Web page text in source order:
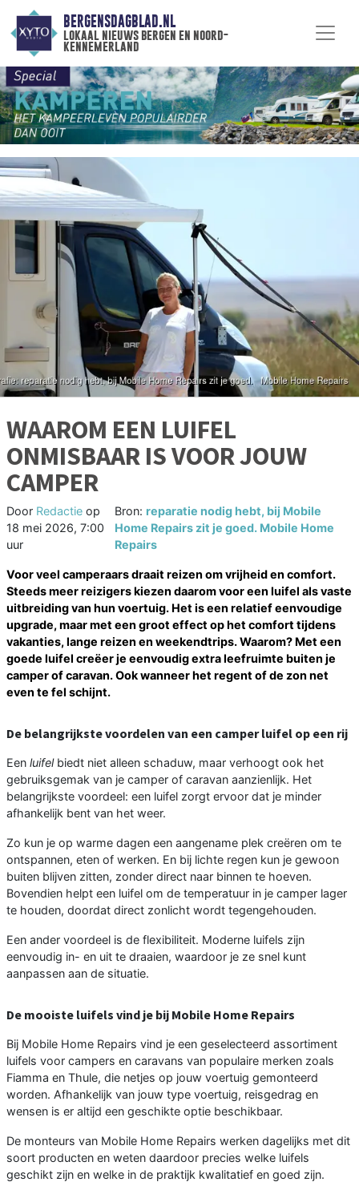
BERGENSDAGBLAD.NL
lokaal nieuws bergen en noord-
kennemerland
WAAROM EEN LUIFEL
ONMISBAAR IS VOOR JOUW
CAMPER
Door Redactie op
18 mei 2026, 7:00
uur
Bron: reparatie nodig hebt, bij Mobile
Home Repairs zit je goed. Mobile Home
Repairs
Voor veel camperaars draait reizen om vrijheid en comfort.
Steeds meer reizigers kiezen daarom voor een luifel als vaste
uitbreiding van hun voertuig. Het is een relatief eenvoudige
upgrade, maar met een groot effect op het comfort tijdens
vakanties, lange reizen en weekendtrips. Waarom? Met een
goede luifel creëer je eenvoudig extra leefruimte buiten je
camper of caravan. Ook wanneer het regent of de zon net
even te fel schijnt.
De belangrijkste voordelen van een camper luifel op een rij
Een luifelbiedt niet alleen schaduw, maar verhoogt ook het
gebruiksgemak van je camper of caravan aanzienlijk. Het
belangrijkste voordeel: een luifel zorgt ervoor dat je minder
afhankelijk bent van het weer.
Zo kun je op warme dagen een aangename plek creëren om te
ontspannen, eten of werken. En bij lichte regen kun je gewoon
buiten blijven zitten, zonder direct naar binnen te hoeven.
Bovendien helpt een luifel om de temperatuur in je camper lager
te houden, doordat direct zonlicht wordt tegengehouden.
Een ander voordeel is de flexibiliteit. Moderne luifels zijn
eenvoudig in- en uit te draaien, waardoor je ze snel kunt
aanpassen aan de situatie.
De mooiste luifels vind je bij Mobile Home Repairs
Bij Mobile Home Repairs vind je een geselecteerd assortiment
luifels voor campers en caravans van populaire merken zoals
Fiamma en Thule, die netjes op jouw voertuig gemonteerd
worden. Afhankelijk van jouw type voertuig, reisgedrag en
wensen is er altijd een geschikte optie beschikbaar.
De monteurs van Mobile Home Repairs werken dagelijks met dit
soort producten en weten daardoor precies welke luifels
geschikt zijn en welke in de praktijk kwalitatief en goed zijn.